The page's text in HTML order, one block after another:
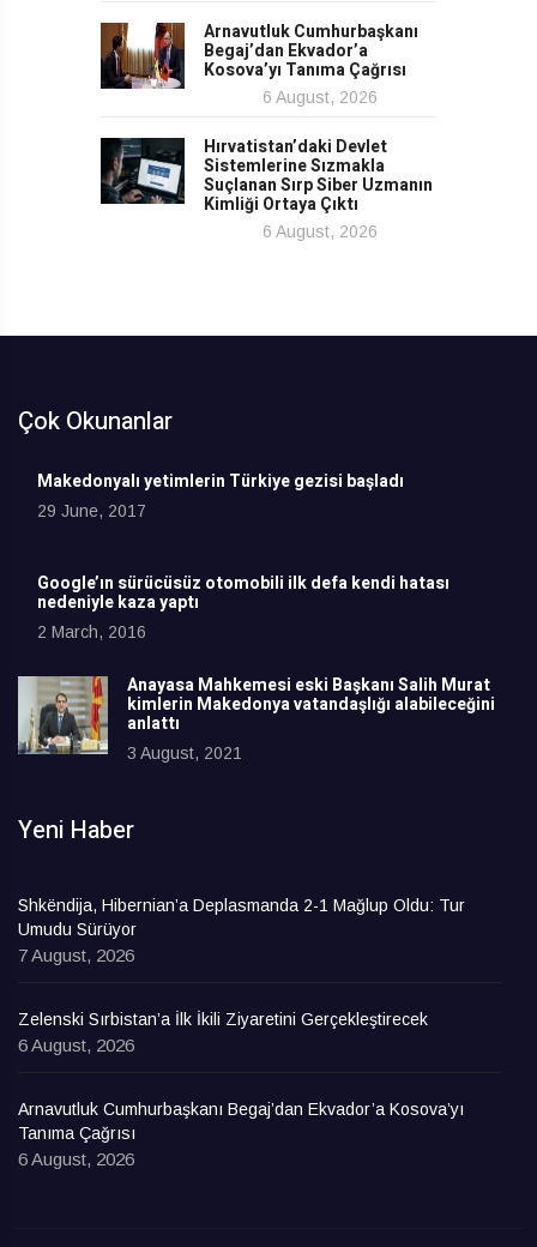
Arnavutluk Cumhurbaşkanı
Begaj’dan Ekvador’a
Kosova’yı Tanıma Çağrısı
6 August, 2026
Hırvatistan’daki Devlet
Sistemlerine Sızmakla
Suçlanan Sırp Siber Uzmanın
Kimliği Ortaya Çıktı
6 August, 2026
Çok Okunanlar
Makedonyalı yetimlerin Türkiye gezisi başladı
29 June, 2017
Google’ın sürücüsüz otomobili ilk defa kendi hatası
nedeniyle kaza yaptı
2 March, 2016
Anayasa Mahkemesi eski Başkanı Salih Murat
kimlerin Makedonya vatandaşlığı alabileceğini
anlattı
3 August, 2021
Yeni Haber
Shkëndija, Hibernian’a Deplasmanda 2-1 Mağlup Oldu: Tur
Umudu Sürüyor
7 August, 2026
Zelenski Sırbistan’a İlk İkili Ziyaretini Gerçekleştirecek
6 August, 2026
Arnavutluk Cumhurbaşkanı Begaj’dan Ekvador’a Kosova’yı
Tanıma Çağrısı
6 August, 2026